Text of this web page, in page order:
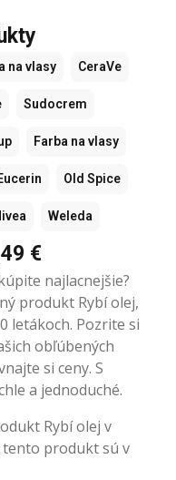
na vlasy CeraVe
Sudocrem
Farba na vlasy
Old Spice
Weleda
€
najlacnejšie?
produkt Rybí olej,
letákoch. Pozrite si
obľúbených
si ceny. S
a jednoduché.
Rybí olej v
tento produkt sú v